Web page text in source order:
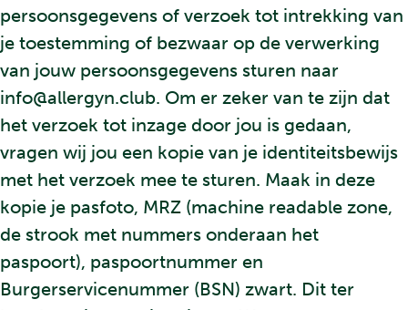
persoonsgegevens of verzoek tot intrekking van
je toestemming of bezwaar op de verwerking
van jouw persoonsgegevens sturen naar
info@allergyn.club. Om er zeker van te zijn dat
het verzoek tot inzage door jou is gedaan,
vragen wij jou een kopie van je identiteitsbewijs
met het verzoek mee te sturen. Maak in deze
kopie je pasfoto, MRZ (machine readable zone,
de strook met nummers onderaan het
paspoort), paspoortnummer en
Burgerservicenummer (BSN) zwart. Dit ter